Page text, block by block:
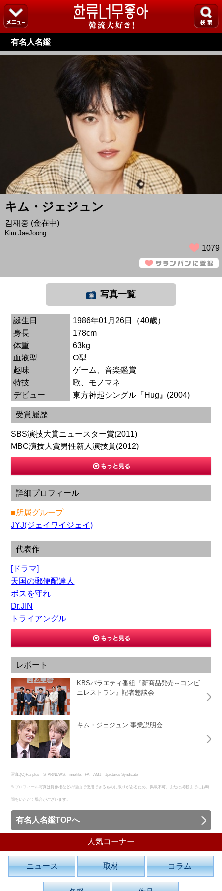
有名人名鑑
キム・ジェジュン
김재중 (金在中)
Kim JaeJoong
1079
写真一覧
誕生日
1986年01月26日（40歳）
身長
178cm
体重
63kg
血液型
O型
趣味
ゲーム、音楽鑑賞
特技
歌、モノマネ
デビュー
東方神起シングル『Hug』(2004)
受賞履歴
SBS演技大賞ニュースター賞(2011)
MBC演技大賞男性新人演技賞(2012)
詳細プロフィール
■所属グループ
JYJ(ジェイワイジェイ)
代表作
[ドラマ]
天国の郵便配達人
ボスを守れ
Dr.JIN
トライアングル
レポート
KBSバラエティ番組『新商品発売～コンビ
ニレストラン』記者懇談会
キム・ジェジュン 事業説明会
写真:(C)Fanplus、STARNEWS、innolife、PA、AMJ、Jpictures Syndicate
※プロフィール写真は肖像権などの理由で使用できるものに限りがあるため、掲載不可、または掲載までにお時
間をいただく場合がございます。
有名人名鑑TOPへ
人気コーナー
ニュース 取材 コラム